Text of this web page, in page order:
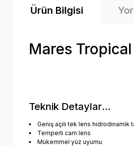
Ürün Bilgisi
Mares
Teknik Detaylar...
Geniş açılı tek lens hidrodinamik
Temperli cam lens
Mükemmel yüz uyumu